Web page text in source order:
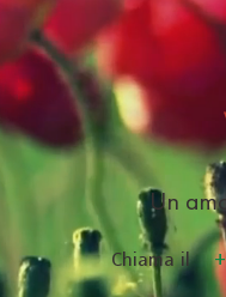
Un
Chiama il